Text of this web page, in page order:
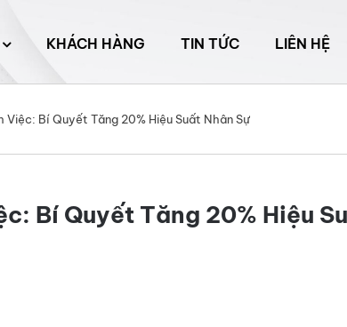
KHÁCH HÀNG TIN TỨC LIÊN HỆ
Việc: Bí Quyết Tăng 20% Hiệu Suất Nhân Sự
Bí Quyết Tăng 20% Hiệu